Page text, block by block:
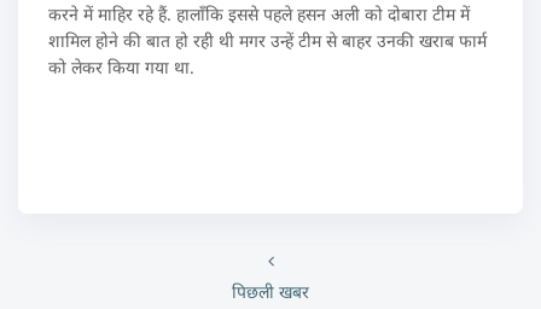
करने में माहिर रहे हैं. हालाँकि इससे पहले हसन अली को दोबारा टीम में
शामिल होने की बात हो रही थी मगर उन्हें टीम से बाहर उनकी खराब फार्म
को लेकर किया गया था.
पिछली खबर